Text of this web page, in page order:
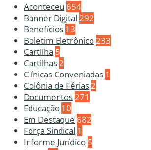
Aconteceu 654
Banner Digital 292
Benefícios 13
Boletim Eletrônico 233
Cartilha 5
Cartilhas 2
Clínicas Conveniadas 1
Colônia de Férias 2
Documentos 271
Educação 10
Em Destaque 682
Força Sindical 1
Informe Jurídico 5